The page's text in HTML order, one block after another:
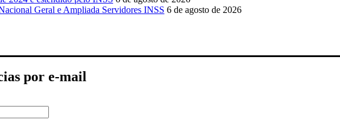
Geral e Ampliada Servidores INSS 6 de agosto de 2026
por e-mail